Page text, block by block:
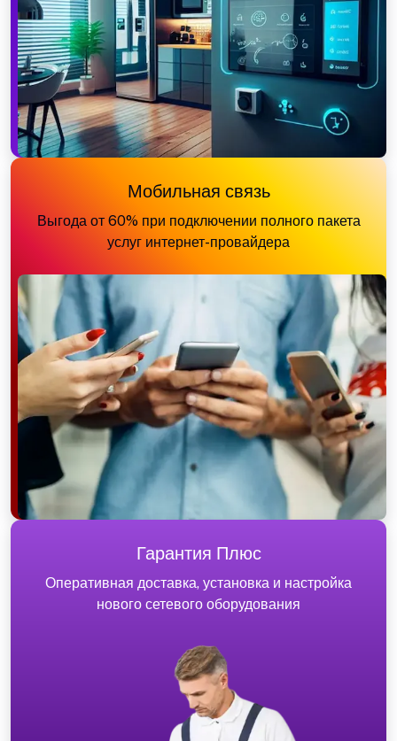
Мобильная связь
Выгода от 60% при подключении полного пакета
услуг интернет-провайдера
Гарантия Плюс
Оперативная доставка, установка и настройка
нового сетевого оборудования